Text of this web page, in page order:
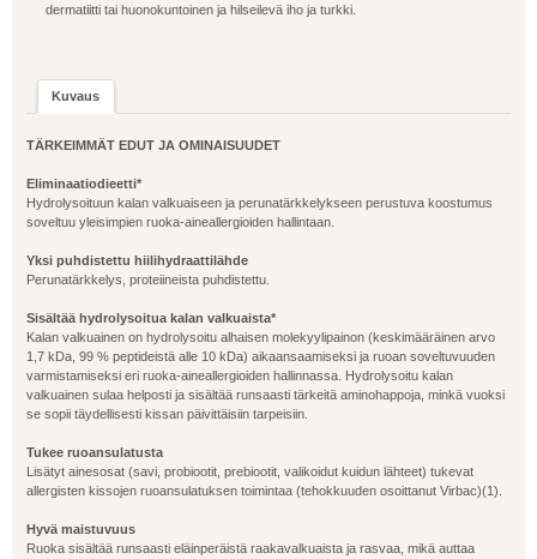
dermatiitti tai huonokuntoinen ja hilseilevä iho ja turkki.
Kuvaus
TÄRKEIMMÄT EDUT JA OMINAISUUDET
Eliminaatiodieetti*
Hydrolysoituun kalan valkuaiseen ja perunatärkkelykseen perustuva koostumus
soveltuu yleisimpien ruoka-aineallergioiden hallintaan.
Yksi puhdistettu hiilihydraattilähde
Perunatärkkelys, proteiineista puhdistettu.
Sisältää hydrolysoitua kalan valkuaista*
Kalan valkuainen on hydrolysoitu alhaisen molekyylipainon (keskimääräinen arvo
1,7 kDa, 99 % peptideistä alle 10 kDa) aikaansaamiseksi ja ruoan soveltuvuuden
varmistamiseksi eri ruoka-aineallergioiden hallinnassa. Hydrolysoitu kalan
valkuainen sulaa helposti ja sisältää runsaasti tärkeitä aminohappoja, minkä vuoksi
se sopii täydellisesti kissan päivittäisiin tarpeisiin.
Tukee ruoansulatusta
Lisätyt ainesosat (savi, probiootit, prebiootit, valikoidut kuidun lähteet) tukevat
allergisten kissojen ruoansulatuksen toimintaa (tehokkuuden osoittanut Virbac)(1).
Hyvä maistuvuus
Ruoka sisältää runsaasti eläinperäistä raakavalkuaista ja rasvaa, mikä auttaa